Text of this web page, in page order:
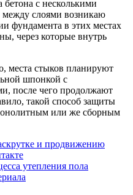
бетона с несколькими
слоями возникаю
фундамента в этих местах
через которые внутрь
места стыков планируют
шпонкой с
после чего продолжают
такой способ защиты
или же сборным
и продвижению
утепления пола